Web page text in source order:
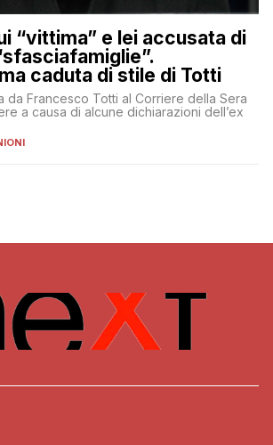
“vittima” e lei accusata di
caduta di stile di Totti
da Francesco Totti al Corriere della Sera
a causa di alcune dichiarazioni dell’ex